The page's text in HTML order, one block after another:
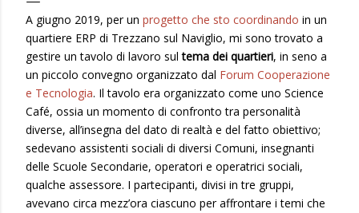
A giugno 2019, per un progetto che sto coordinando in un
quartiere ERP di Trezzano sul Naviglio, mi sono trovato a
gestire un tavolo di lavoro sultema dei quartieri, in seno a
un piccolo convegno organizzato dal Forum Cooperazione
e Tecnologia. Il tavolo era organizzato come uno Science
Café, ossia un momento di confronto tra personalità
diverse, all’insegna del dato di realtà e del fatto obiettivo;
sedevano assistenti sociali di diversi Comuni, insegnanti
delle Scuole Secondarie, operatori e operatrici sociali,
qualche assessore. I partecipanti, divisi in tre gruppi,
avevano circa mezz’ora ciascuno per affrontare i temi che